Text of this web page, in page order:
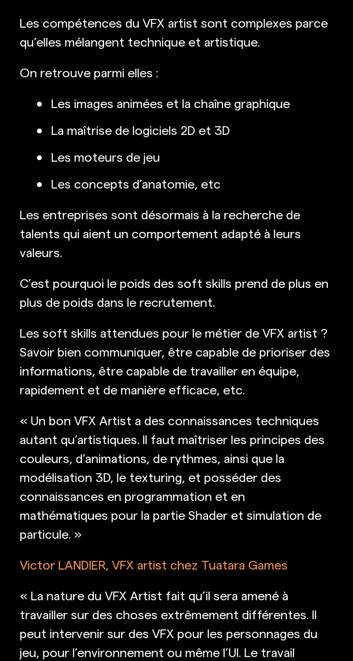
Les compétences du VFX artist sont complexes parce
qu’elles mélangent technique et artistique.
On retrouve parmi elles :
Les images animées et la chaîne graphique
La maîtrise de logiciels 2D et 3D
Les moteurs de jeu
Les concepts d’anatomie, etc
Les entreprises sont désormais à la recherche de
talents qui aient un comportement adapté à leurs
valeurs.
C’est pourquoi le poids des soft skills prend de plus en
plus de poids dans le recrutement.
Les soft skills attendues pour le métier de VFX artist ?
Savoir bien communiquer, être capable de prioriser des
informations, être capable de travailler en équipe,
rapidement et de manière efficace, etc.
« Un bon VFX Artist a des connaissances techniques
autant qu’artistiques. Il faut maîtriser les principes des
couleurs, d’animations, de rythmes, ainsi que la
modélisation 3D, le texturing, et posséder des
connaissances en programmation et en
mathématiques pour la partie Shader et simulation de
particule. »
Victor LANDIER, VFX artist chez Tuatara Games
« La nature du VFX Artist fait qu’il sera amené à
travailler sur des choses extrêmement différentes. Il
peut intervenir sur des VFX pour les personnages du
jeu, pour l’environnement ou même l’UI. Le travail